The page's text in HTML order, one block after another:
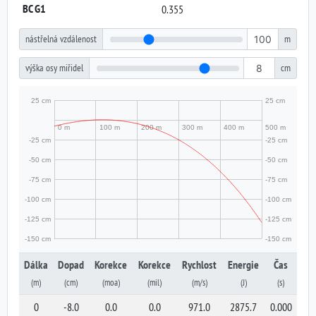
BC G1 0.355
nástřelná vzdálenost m
výška osy miřidel cm
Dálka
(m)
Dopad
(cm)
Korekce
(moa)
Korekce
(mil)
Rychlost
(m/s)
Energie
(J)
Čas
(s)
0 -8.0 0.0 0.0 971.0 2875.7 0.000